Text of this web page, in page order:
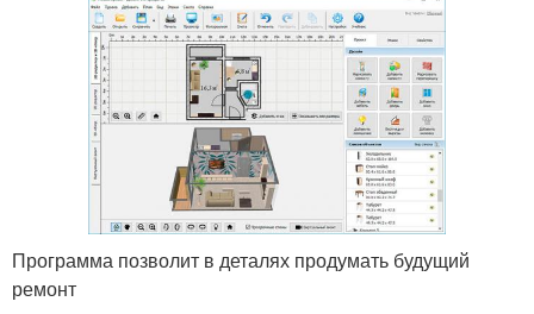
Программа позволит в деталях продумать будущий
ремонт